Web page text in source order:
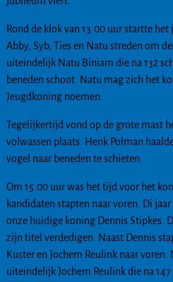
Rond de klok van 13.00 uur startte
Abby, Syb, Ties en Natu streden om
uiteindelijk Natu Biniam die na 132
beneden schoot. Natu mag zich het
Jeugdkoning noemen.
Tegelijkertijd vond op de grote mast
volwassen plaats. Henk Polman
vogel naar beneden te schieten.
Om 15.00 uur was het tijd voor het
kandidaten stapten naar voren. Di
onze huidige koning Dennis Stipkes.
zijn titel verdedigen. Naast Dennis
Kuster en Jochem Reulink naar
uiteindelijk Jochem Reulink die na